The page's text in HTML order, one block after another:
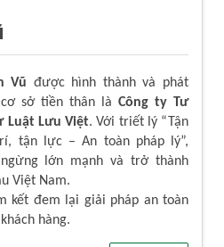
Vũ được hình thành và phát
sở tiền thân là Công ty Tư
Luật Lưu Việt. Với triết lý “Tận
tận lực – An toàn pháp lý”,
lớn mạnh và trở thành
Việt Nam.
kết đem lại giải pháp an toàn
hàng.